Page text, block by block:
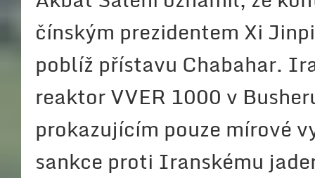
čínským prezidentem Xi
poblíž přístavu Chabahar.
reaktor VVER 1000 v
prokazujícím pouze mírové
sankce proti Iranskému